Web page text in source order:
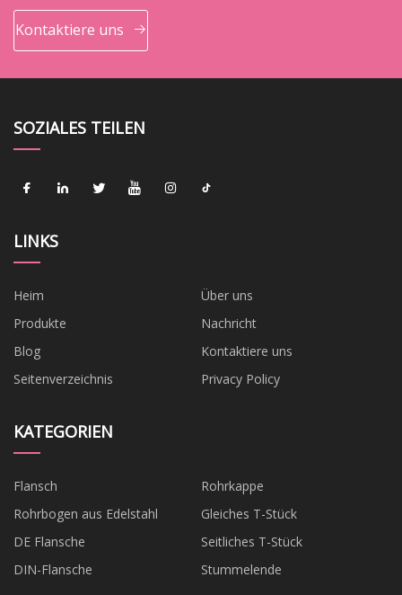
Kontaktiere uns
SOZIALES TEILEN
LINKS
Heim
Über uns
Produkte
Nachricht
Blog
Kontaktiere uns
Seitenverzeichnis
Privacy Policy
KATEGORIEN
Flansch
Rohrkappe
Rohrbogen aus Edelstahl
Gleiches T-Stück
DE Flansche
Seitliches T-Stück
DIN-Flansche
Stummelende